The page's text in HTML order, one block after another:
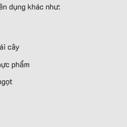
dụng khác như:
cây
phẩm